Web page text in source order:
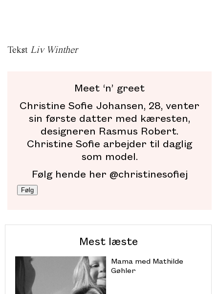
Tekst Liv Winther
Meet ‘n’ greet
Christine Sofie Johansen, 28, venter
sin første datter med kæresten,
designeren Rasmus Robert.
Christine Sofie arbejder til daglig
som model.
Følg hende her @christinesofiej
Følg
Mest læste
Mama med Mathilde
Gøhler